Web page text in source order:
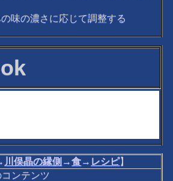
味の濃さに応じて調整する
川俣晶の縁側 →食→ レシピ】
コンテンツ